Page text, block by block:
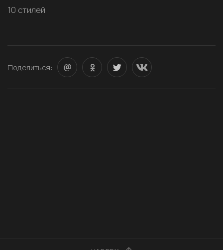
10 стилей
Поделиться: